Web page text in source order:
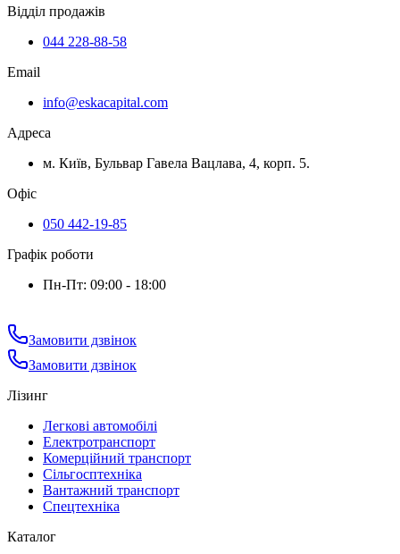
Відділ продажів
044 228-88-58
Email
info@eskacapital.com
Адреса
м. Київ, Бульвар Гавела Вацлава, 4, корп. 5.
Офіс
050 442-19-85
Графік роботи
Пн-Пт: 09:00 - 18:00
Замовити дзвінок
Замовити дзвінок
Лізинг
Легкові автомобілі
Електротранспорт
Комерційний транспорт
Сільгосптехніка
Вантажний транспорт
Спецтехніка
Каталог